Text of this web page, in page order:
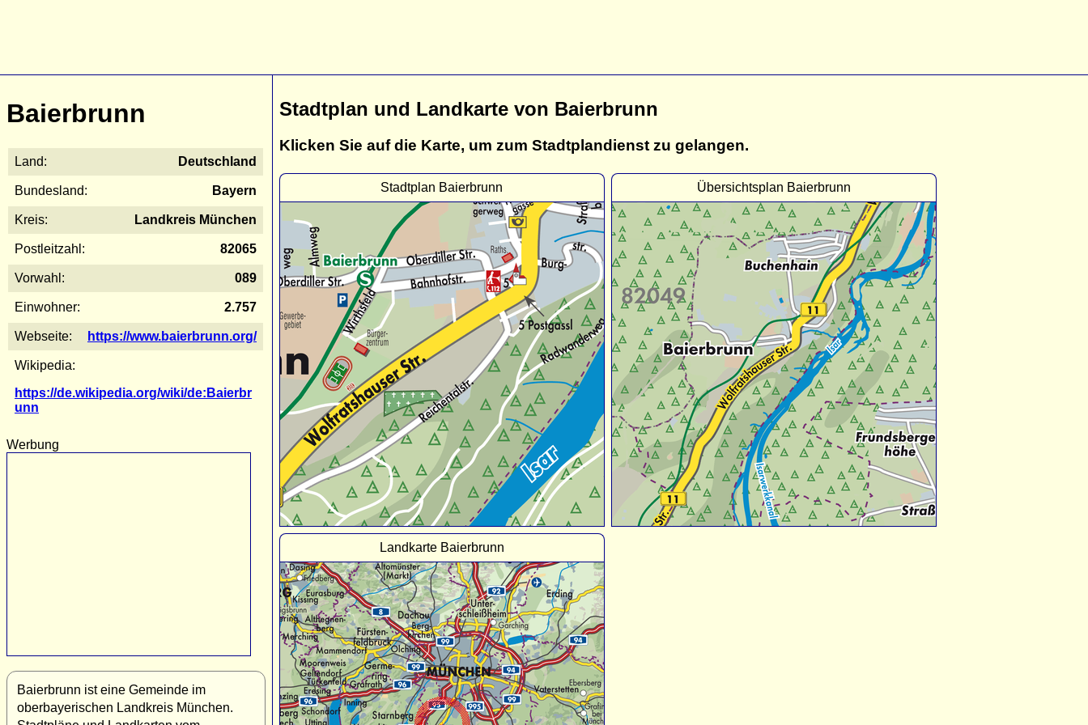
Baierbrunn
Land: Deutschland
Bundesland: Bayern
Kreis: Landkreis München
Postleitzahl: 82065
Vorwahl: 089
Einwohner: 2.757
Webseite: https://www.baierbrunn.org/
Wikipedia:
https://de.wikipedia.org/wiki/de:Baierbr
unn
Werbung
Baierbrunn ist eine Gemeinde im
oberbayerischen Landkreis München.
Stadtplan und Landkarte von Baierbrunn
Klicken Sie auf die Karte, um zum Stadtplandienst zu gelangen.
Stadtplan Baierbrunn Übersichtsplan Baierbrunn
Landkarte Baierbrunn